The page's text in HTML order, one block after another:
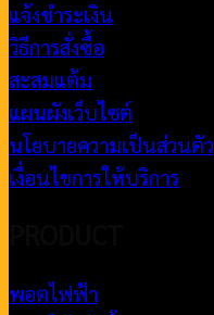
แจ้งชำระเงิน
วิธีการสั่งซื้อ
สะสมแต้ม
แผนผังเว็บไซต์
นโยบายความเป็นส่วนตัว
เงื่อนไขการให้บริการ
พอตไฟฟ้า